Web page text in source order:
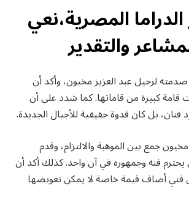
المصرية،نعي
والتقدير
لرحيل عبد العزيز مخيون، وأكد أن
قامة كبيرة من قاماتها. كما شدد على أن
فنان، بل كان قدوة حقيقية للأجيال الجديدة.
جمع بين الموهبة والالتزام، وقدم
يحترم فنه وجمهوره في آن واحد. كذلك أكد أن
أضاف قيمة خاصة لا يمكن تعويضها